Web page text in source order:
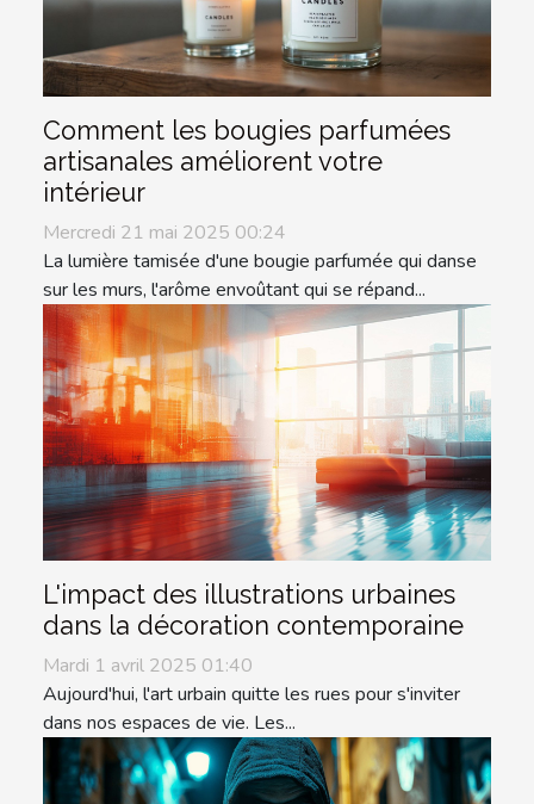
Comment les bougies parfumées
artisanales améliorent votre
intérieur
Mercredi 21 mai 2025 00:24
La lumière tamisée d'une bougie parfumée qui danse
sur les murs, l'arôme envoûtant qui se répand...
L'impact des illustrations urbaines
dans la décoration contemporaine
Mardi 1 avril 2025 01:40
Aujourd'hui, l'art urbain quitte les rues pour s'inviter
dans nos espaces de vie. Les...